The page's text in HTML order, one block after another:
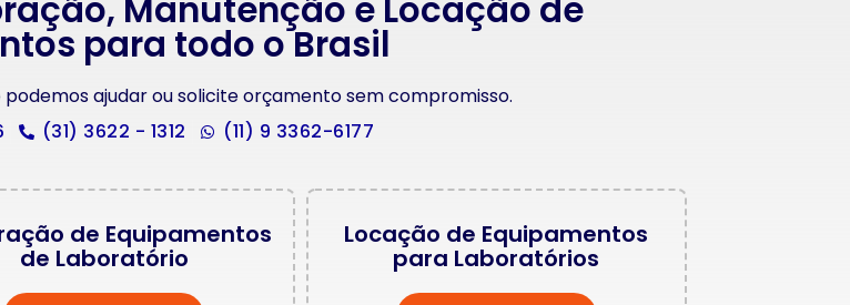
Manutenção e Locação de
para todo o Brasil
ajudar ou solicite orçamento sem compromisso.
(31) 3622 - 1312 (11) 9 3362-6177
de Equipamentos
de Laboratório
Locação de Equipamentos
para Laboratórios